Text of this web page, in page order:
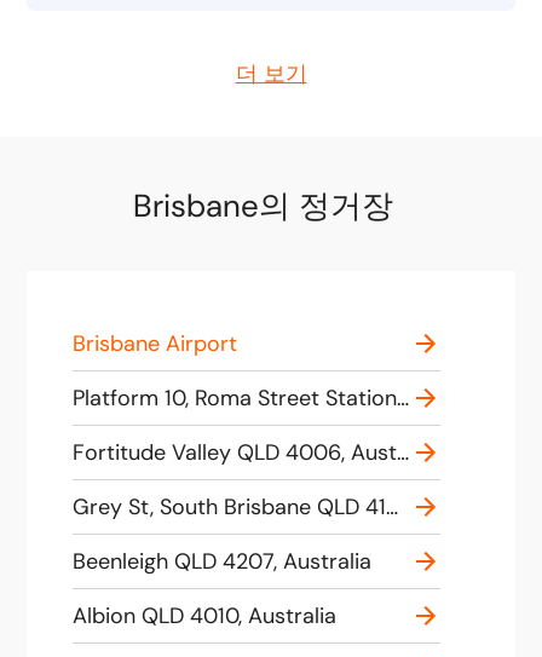
더 보기
Brisbane의 정거장
Brisbane Airport
Platform 10, Roma Street Station Brisbane Queensland 4000
Fortitude Valley QLD 4006, Australia
Grey St, South Brisbane QLD 4101, Australia
Beenleigh QLD 4207, Australia
Albion QLD 4010, Australia